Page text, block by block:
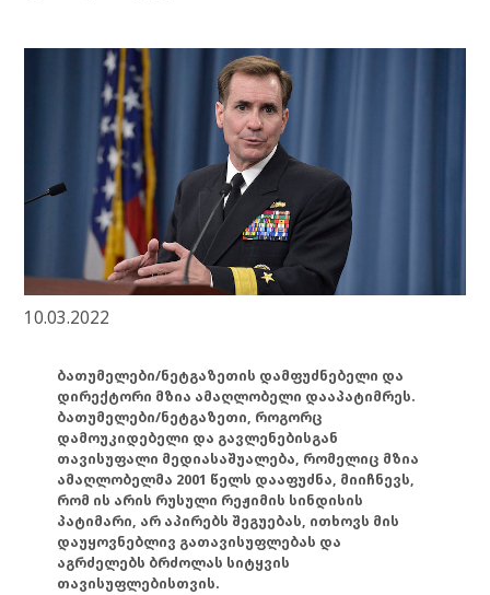
10.03.2022
ბათუმელები/ნეტგაზეთის დამფუძნებელი და
დირექტორი მზია ამაღლობელი დააპატიმრეს.
ბათუმელები/ნეტგაზეთი, როგორც
დამოუკიდებელი და გავლენებისგან
თავისუფალი მედიასაშუალება, რომელიც მზია
ამაღლობელმა 2001 წელს დააფუძნა, მიიჩნევს,
რომ ის არის რუსული რეჟიმის სინდისის
პატიმარი, არ აპირებს შეგუებას, ითხოვს მის
დაუყოვნებლივ გათავისუფლებას და
აგრძელებს ბრძოლას სიტყვის
თავისუფლებისთვის.